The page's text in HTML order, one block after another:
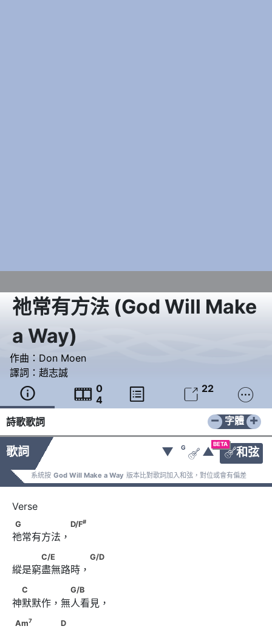
祂常有方法 (God Will Make
a Way)
作曲： Don Moen
譯詞： 趙志誠
  0
4
  22 
詩歌歌詞 − +
字體
歌詞
BETA
和弦
▼ G
 ▲
系統按 God Will Make a Way 版本比對歌詞加入和弦，對位或會有偏差
G　　　　　 D/F
G D/F#
祂常有方法，
C/E　　　　 G/D
C/E G/D
縱是窮盡無路時，
C　　　 　G/B
C G/B
神默默作，無人看見，
Am7 D
Am7 D